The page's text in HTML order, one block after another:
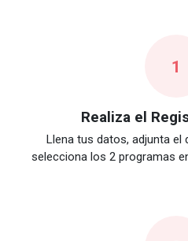
1
Realiza el
Llena tus datos, adjunta
selecciona los 2 programas